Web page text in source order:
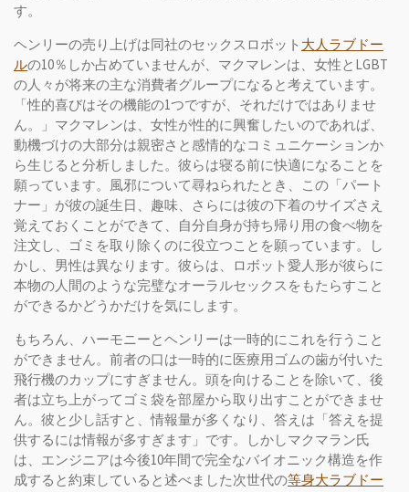
す。
ヘンリーの売り上げは同社のセックスロボット 大人ラブドー
ルの10％しか占めていませんが、マクマレンは、女性とLGBT
の人々が将来の主な消費者グループになると考えています。
「性的喜びはその機能の1つですが、それだけではありませ
ん。」マクマレンは、女性が性的に興奮したいのであれば、
動機づけの大部分は親密さと感情的なコミュニケーションか
ら生じると分析しました。彼らは寝る前に快適になることを
願っています。風邪について尋ねられたとき、この「パート
ナー」が彼の誕生日、趣味、さらには彼の下着のサイズさえ
覚えておくことができて、自分自身が持ち帰り用の食べ物を
注文し、ゴミを取り除くのに役立つことを願っています。し
かし、男性は異なります。彼らは、ロボット愛人形が彼らに
本物の人間のような完璧なオーラルセックスをもたらすこと
ができるかどうかだけを気にします。
もちろん、ハーモニーとヘンリーは一時的にこれを行うこと
ができません。前者の口は一時的に医療用ゴムの歯が付いた
飛行機のカップにすぎません。頭を向けることを除いて、後
者は立ち上がってゴミ袋を部屋から取り出すことができませ
ん。彼と少し話すと、情報量が多くなり、答えは「答えを提
供するには情報が多すぎます」です。しかしマクマラン氏
は、エンジニアは今後10年間で完全なバイオニック構造を作
成すると約束していると述べました次世代の等身大ラブドー